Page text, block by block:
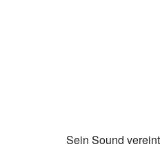
Sein Sound